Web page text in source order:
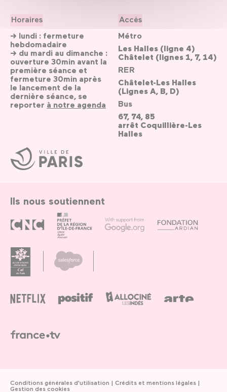
Ville
de
Paris
Horaires
→ lundi : fermeture
hebdomadaire
→ du mardi au dimanche :
ouverture 30min avant la
première séance et
fermeture 30min après
le lancement de la
dernière séance, se
reporter à notre agenda
Accès
Métro
Les Halles (ligne 4)
Châtelet (lignes 1, 7, 14)
RER
Châtelet-Les Halles
(Lignes A, B, D)
Bus
67, 74, 85
arrêt Coquillière-Les
Halles
Ils nous soutiennent
Conditions générales d'utilisation
Crédits et mentions légales
Gestion des cookies